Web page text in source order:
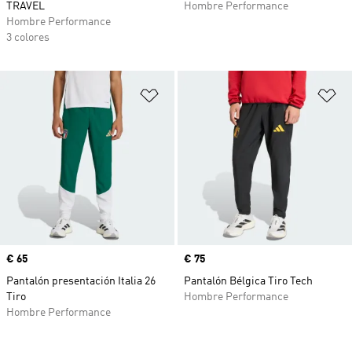
TRAVEL
Hombre Performance
3 colores
Hombre Performance
Añadir a la lista de deseos
Precio
€ 65
Pantalón presentación Italia 26
Tiro
Hombre Performance
Precio
€ 75
Pantalón Bélgica Tiro Tech
Hombre Performance